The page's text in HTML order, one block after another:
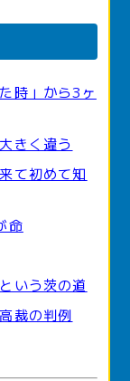
時」から3ヶ
きく違う
て初めて知
命
いう茨の道
裁の判例